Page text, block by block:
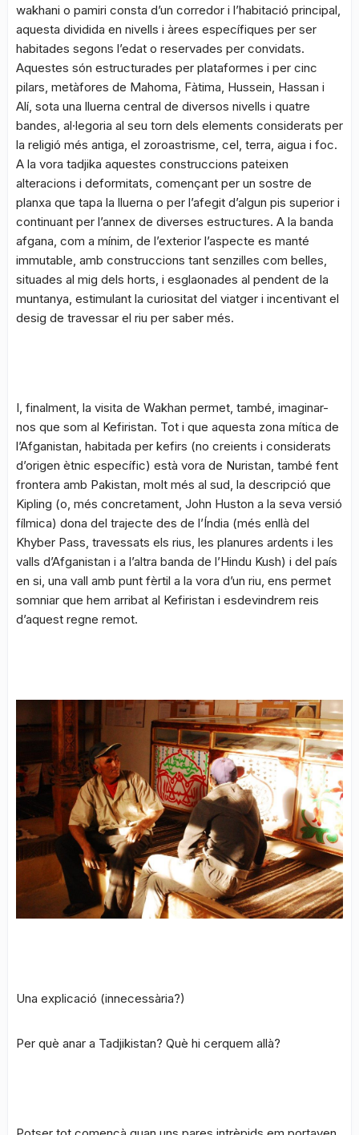
wakhani o pamiri consta d’un corredor i l’habitació principal,
aquesta dividida en nivells i àrees específiques per ser
habitades segons l’edat o reservades per convidats.
Aquestes són estructurades per plataformes i per cinc
pilars, metàfores de Mahoma, Fàtima, Hussein, Hassan i
Alí, sota una lluerna central de diversos nivells i quatre
bandes, al·legoria al seu torn dels elements considerats per
la religió més antiga, el zoroastrisme, cel, terra, aigua i foc.
A la vora tadjika aquestes construccions pateixen
alteracions i deformitats, començant per un sostre de
planxa que tapa la lluerna o per l’afegit d’algun pis superior i
continuant per l’annex de diverses estructures. A la banda
afgana, com a mínim, de l’exterior l’aspecte es manté
immutable, amb construccions tant senzilles com belles,
situades al mig dels horts, i esglaonades al pendent de la
muntanya, estimulant la curiositat del viatger i incentivant el
desig de travessar el riu per saber més.
I, finalment, la visita de Wakhan permet, també, imaginar-
nos que som al Kefiristan. Tot i que aquesta zona mítica de
l’Afganistan, habitada per kefirs (no creients i considerats
d’origen ètnic específic) està vora de Nuristan, també fent
frontera amb Pakistan, molt més al sud, la descripció que
Kipling (o, més concretament, John Huston a la seva versió
fílmica) dona del trajecte des de l’Índia (més enllà del
Khyber Pass, travessats els rius, les planures ardents i les
valls d’Afganistan i a l’altra banda de l’Hindu Kush) i del país
en si, una vall amb punt fèrtil a la vora d’un riu, ens permet
somniar que hem arribat al Kefiristan i esdevindrem reis
d’aquest regne remot.
Una explicació (innecessària?)
Per què anar a Tadjikistan? Què hi cerquem allà?